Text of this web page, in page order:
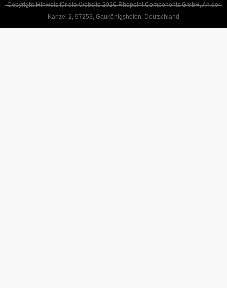
Copyright-Hinweis für die Website 2026 Rhopoint Components GmbH, An der
Kanzel 2, 97253, Gaukönigshofen, Deutschland